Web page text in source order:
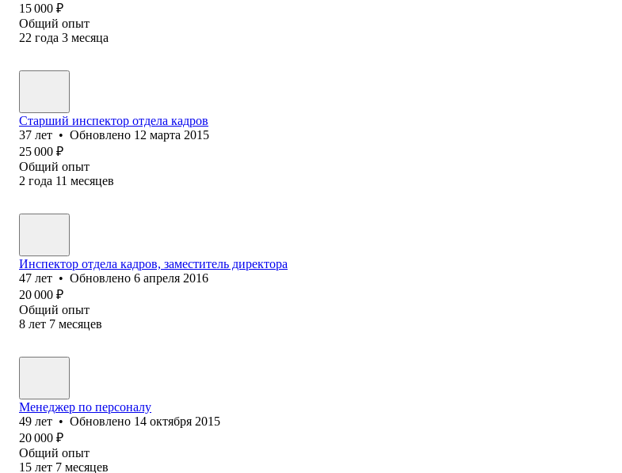
15 000 ₽
Общий опыт
22 года 3 месяца
Старший инспектор отдела кадров
37 лет • Обновлено 12 марта 2015
25 000 ₽
Общий опыт
2 года 11 месяцев
Инспектор отдела кадров, заместитель директора
47 лет • Обновлено 6 апреля 2016
20 000 ₽
Общий опыт
8 лет 7 месяцев
Менеджер по персоналу
49 лет • Обновлено 14 октября 2015
20 000 ₽
Общий опыт
15 лет 7 месяцев